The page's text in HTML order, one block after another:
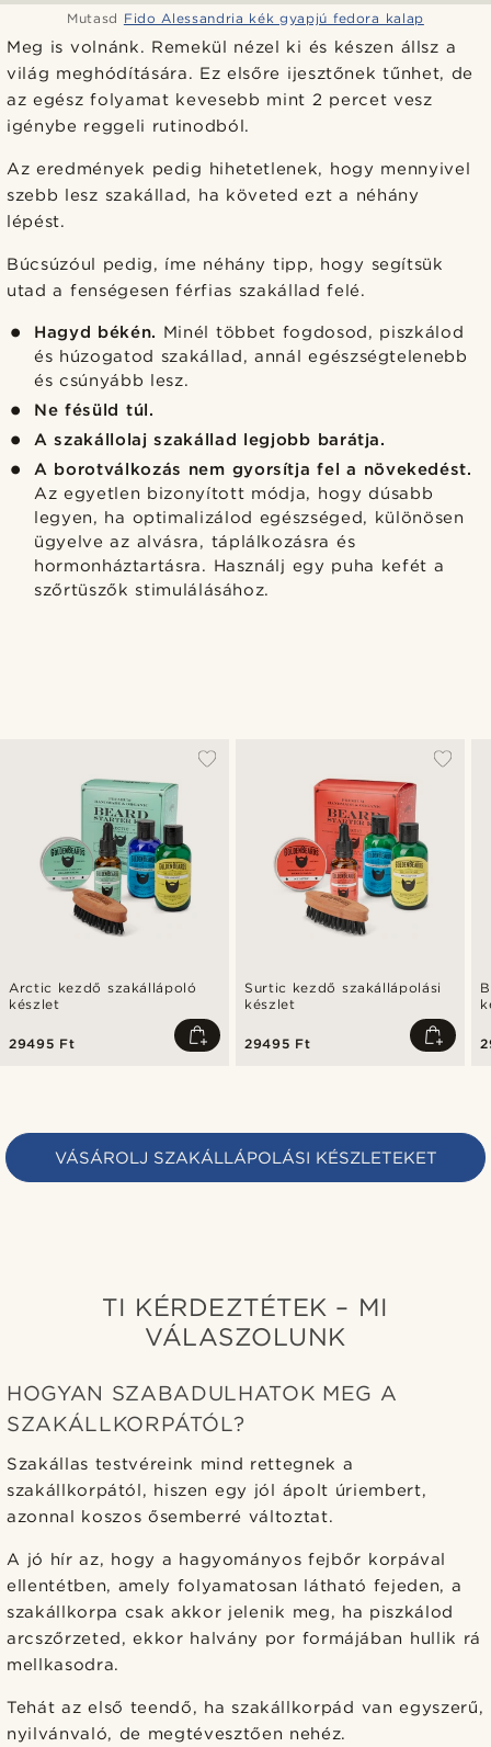
Mutasd Fido Alessandria kék gyapjú fedora kalap
Meg is volnánk. Remekül nézel ki és készen állsz a
világ meghódítására. Ez elsőre ijesztőnek tűnhet, de
az egész folyamat kevesebb mint 2 percet vesz
igénybe reggeli rutinodból.
Az eredmények pedig hihetetlenek, hogy mennyivel
szebb lesz szakállad, ha követed ezt a néhány
lépést.
Búcsúzóul pedig, íme néhány tipp, hogy segítsük
utad a fenségesen férfias szakállad felé.
Hagyd békén. Minél többet fogdosod, piszkálod
és húzogatod szakállad, annál egészségtelenebb
és csúnyább lesz.
Ne fésüld túl.
A szakállolaj szakállad legjobb barátja.
A borotválkozás nem gyorsítja fel a növekedést.
Az egyetlen bizonyított módja, hogy dúsabb
legyen, ha optimalizálod egészséged, különösen
ügyelve az alvásra, táplálkozásra és
hormonháztartásra. Használj egy puha kefét a
szőrtüszők stimulálásához.
Arctic kezdő szakállápoló
készlet
29495 Ft
Surtic kezdő szakállápolási
készlet
29495 Ft
VÁSÁROLJ SZAKÁLLÁPOLÁSI KÉSZLETEKET
TI KÉRDEZTÉTEK – MI
VÁLASZOLUNK
HOGYAN SZABADULHATOK MEG A
SZAKÁLLKORPÁTÓL?
Szakállas testvéreink mind rettegnek a
szakállkorpától, hiszen egy jól ápolt úriembert,
azonnal koszos ősemberré változtat.
A jó hír az, hogy a hagyományos fejbőr korpával
ellentétben, amely folyamatosan látható fejeden, a
szakállkorpa csak akkor jelenik meg, ha piszkálod
arcszőrzeted, ekkor halvány por formájában hullik rá
mellkasodra.
Tehát az első teendő, ha szakállkorpád van egyszerű,
nyilvánvaló, de megtévesztően nehéz.